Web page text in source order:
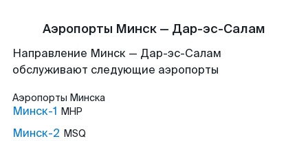
Аэропорты Минск — Дар-эс-Салам
Направление Минск — Дар-эс-Салам
обслуживают следующие аэропорты
Аэропорты Минска
Минск-1 MHP
Минск-2 MSQ